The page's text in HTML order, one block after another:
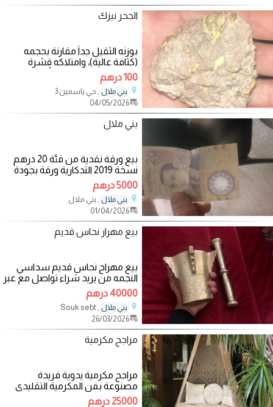
الجحر نيزك
بوزنه الثقيل جداً مقارنة بحجمه
(كثافة عالية)، وامتلاكه قشرة
اندماجية داكنة (سوداء أو بنية)
رقيقة
100 درهم
بني ملال , حي ياسمين 3
04/05/2026
بني ملال
بيع ورقة نقدية من فئة 20 درهم
نسخة 2019 التدكارية ورقة بجودة
عالية كما طبعت ليس بها اي
5000 درهم
بني ملال , بني ملال
01/04/2026
بيع مهراز نحاس قديم
بيع مهراج نحاس قديم سداسي
النجمه من يريد شراء تواصل مع عبر
الهاتف وتساب وتمن قابل لي
تفاوض مرحبا بي
40000 درهم
بني ملال , Souk sebt
26/03/2026
مراجح مكرمية
مراجح مكرمية يدوية فريدة
مصنوعة بفن المكرمية التقليدي
ديكور جذاب للبيت او الحديقة متينة
25000 درهم